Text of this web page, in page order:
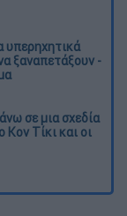
υπερηχητικά
ξαναπετάξουν -
σε μια σχεδία
Τίκι και οι